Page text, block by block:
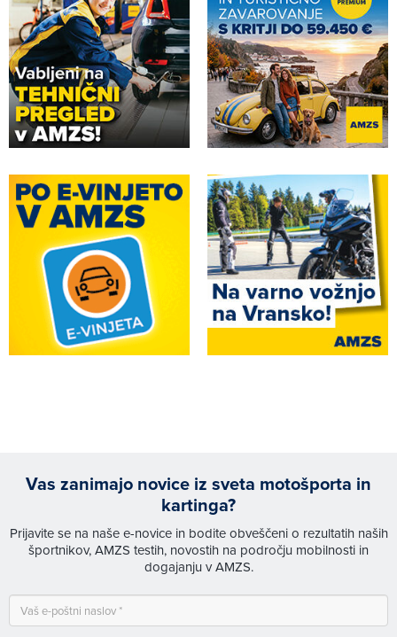
Vas zanimajo novice iz sveta motošporta in
kartinga?
Prijavite se na naše e-novice in bodite obveščeni o rezultatih naših
športnikov, AMZS testih, novostih na področju mobilnosti in
dogajanju v AMZS.